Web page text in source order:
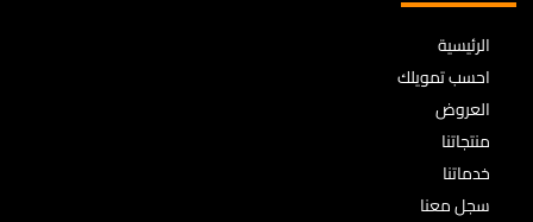
الرئيسية
احسب تمويلك
العروض
منتجاتنا
خدماتنا
سجل معنا